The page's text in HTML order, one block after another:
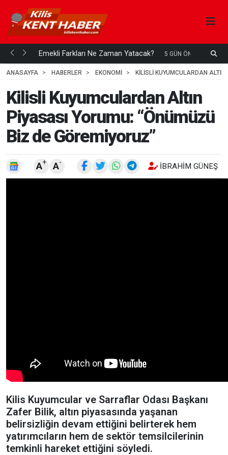
mi... Emekli Farkları Ne Zaman Yatacak? 5 GÜN ÖNCE
ANASAYFA
HABERLER EKONOMİ KILISLI KUYUMCULARDAN
Kilisli Kuyumculardan Altın
Piyasası Yorumu: “Önümüzü
Biz de Göremiyoruz”
A+ A- İBRAHIM GÜNEŞ
Kilis Kuyumcular ve Sarraflar Odası Başkanı
Zafer Bilik, altın piyasasında yaşanan
belirsizliğin devam ettiğini belirterek hem
yatırımcıların hem de sektör temsilcilerinin
temkinli hareket ettiğini söyledi.